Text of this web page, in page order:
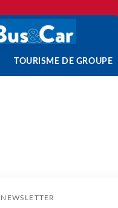
TOURISME DE GROUPE
NEWSLETTER